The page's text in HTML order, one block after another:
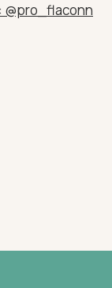
@pro_flaconn